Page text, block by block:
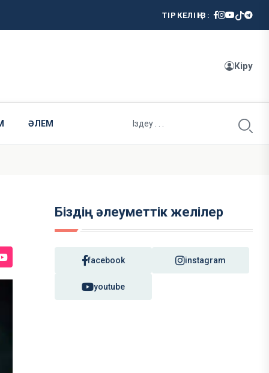
ТІРКЕЛІҢІЗ:
Кіру
ӘЛЕМ
Біздің әлеуметтік желілер
facebook instagram
youtube